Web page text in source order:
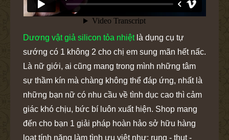
Dương vật giả silicon tỏa nhiệtlà dụng cụ tự
sướng có 1 không 2 cho chị em sung mãn hết nấc.
Là nữ giới, ai cũng mang trong mình những tâm
sự thầm kín mà chàng không thể đáp ứng, nhất là
những bạn nữ có nhu cầu về tình dục cao thì cảm
giác khó chịu, bức bí luôn xuất hiện. Shop mang
đến cho bạn 1 giải pháp hoàn hảo sở hữu hàng
loạt tính năng làm tình ưu việt như: rung - thụt -